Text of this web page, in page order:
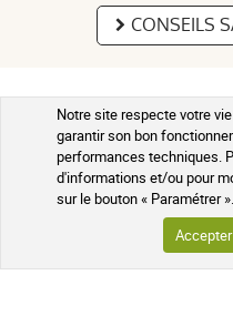
Notre site respecte votre
garantir son bon
performances techniques.
d'informations et/ou pour
sur le bouton « Paramétrer ».
Accepter
Produit ok
anonymous a. publié le 17
06 février 2021
indispensable
CONSEILS
COMMANDER LA
ACHETÉS